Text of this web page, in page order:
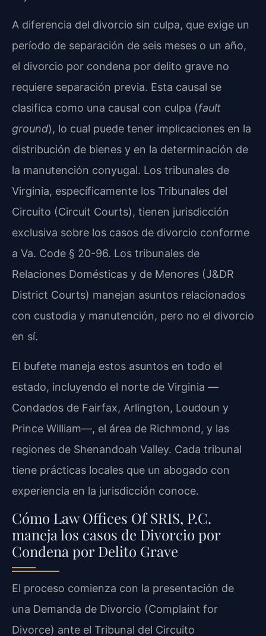
A diferencia del divorcio sin culpa, que exige un
período de separación de seis meses o un año,
el divorcio por condena por delito grave no
requiere separación previa. Esta causal se
clasifica como una causal con culpa (fault
ground), lo cual puede tener implicaciones en la
distribución de bienes y en la determinación de
la manutención conyugal. Los tribunales de
Virginia, específicamente los Tribunales del
Circuito (Circuit Courts), tienen jurisdicción
exclusiva sobre los casos de divorcio conforme
a Va. Code § 20-96. Los tribunales de
Relaciones Domésticas y de Menores (J&DR
District Courts) manejan asuntos relacionados
con custodia y manutención, pero no el divorcio
en sí.
El bufete maneja estos asuntos en todo el
estado, incluyendo el norte de Virginia —
Condados de Fairfax, Arlington, Loudoun y
Prince William—, el área de Richmond, y las
regiones de Shenandoah Valley. Cada tribunal
tiene prácticas locales que un abogado con
experiencia en la jurisdicción conoce.
Cómo Law Offices Of SRIS, P.C.
maneja los casos de Divorcio por
Condena por Delito Grave
El proceso comienza con la presentación de
una Demanda de Divorcio (Complaint for
Divorce) ante el Tribunal del Circuito